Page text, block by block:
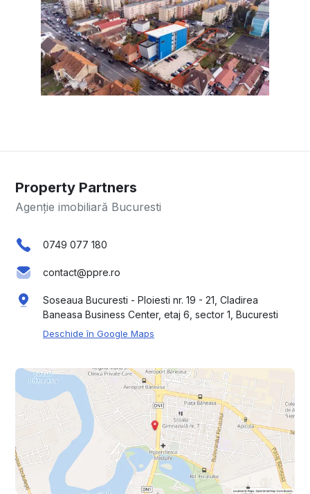
Property Partners
Agenție imobiliară Bucuresti
0749 077 180
contact@ppre.ro
Soseaua Bucuresti - Ploiesti nr. 19 - 21, Cladirea
Baneasa Business Center, etaj 6, sector 1, Bucuresti
Deschide în Google Maps